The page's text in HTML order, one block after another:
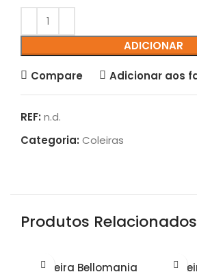
ADICIONAR
Compare Adicionar aos
REF: n.d.
Categoria: Coleiras
Produtos Relacionados
Coleira Bellomania